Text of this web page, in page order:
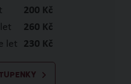
200 Kč
260 Kč
let
230 Kč